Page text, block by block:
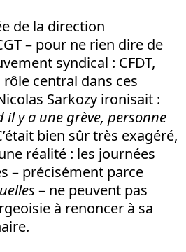
de la direction
– pour ne rien dire de
syndical : CFDT,
rôle central dans ces
Sarkozy ironisait :
il y a une grève, personne
bien sûr très exagéré,
réalité : les journées
– précisément parce
– ne peuvent pas
à renoncer à sa